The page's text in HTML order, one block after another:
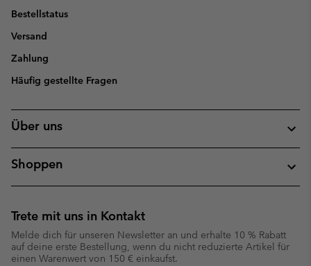
Bestellstatus
Versand
Zahlung
Häufig gestellte Fragen
Über uns
Shoppen
Trete mit uns in Kontakt
Melde dich für unseren Newsletter an und erhalte 10 % Rabatt
auf deine erste Bestellung, wenn du nicht reduzierte Artikel für
einen Warenwert von 150 € einkaufst.